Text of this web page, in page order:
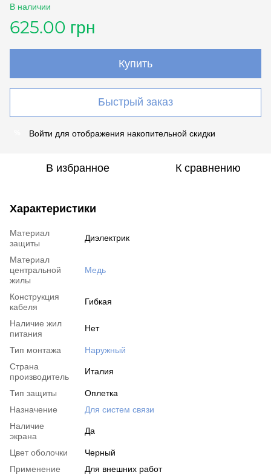
В наличии
625.00 грн
Купить
Быстрый заказ
Войти для отображения накопительной скидки
В избранное К сравнению
Характеристики
Материал
защиты
Диэлектрик
Материал
центральной
жилы
Медь
Конструкция
кабеля
Гибкая
Наличие жил
питания
Нет
Тип монтажа
Наружный
Страна
производитель
Италия
Тип защиты
Оплетка
Назначение
Для систем связи
Наличие
экрана
Да
Цвет оболочки
Черный
Применение
Для внешних работ